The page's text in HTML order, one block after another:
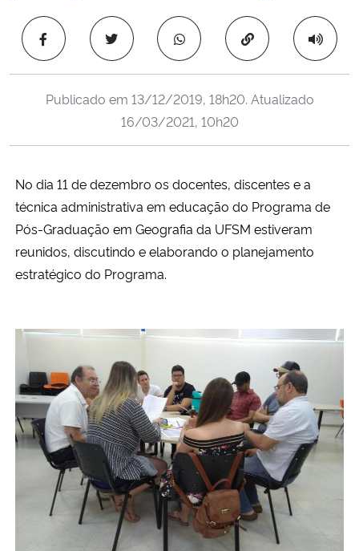
Ministério da Cidadania
Ministério da Saúde
Ministério de Minas e Energia
Ministério da Ciência, Tecnologia, Inovações e Comunicações
Ministério do Meio Ambiente
Ministério do Turismo
Ministério do Desenvolvimento Regional
Ministério da Mulher, da Família e dos Direitos Humanos
Secretaria-Geral
Secretaria de Governo
Gabinete de Segurança Institucional
Advocacia-Geral da União
Copiar para área
Publicado em 13/12/2019, 18h20. Atualizado
16/03/2021, 10h20
No dia 11 de dezembro os docentes, discentes e a
técnica administrativa em educação do Programa de
Pós-Graduação em Geografia da UFSM estiveram
reunidos, discutindo e elaborando o planejamento
estratégico do Programa.